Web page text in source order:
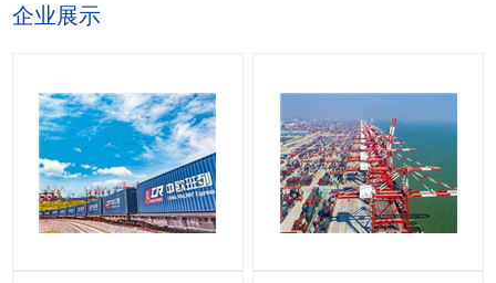
企业展示